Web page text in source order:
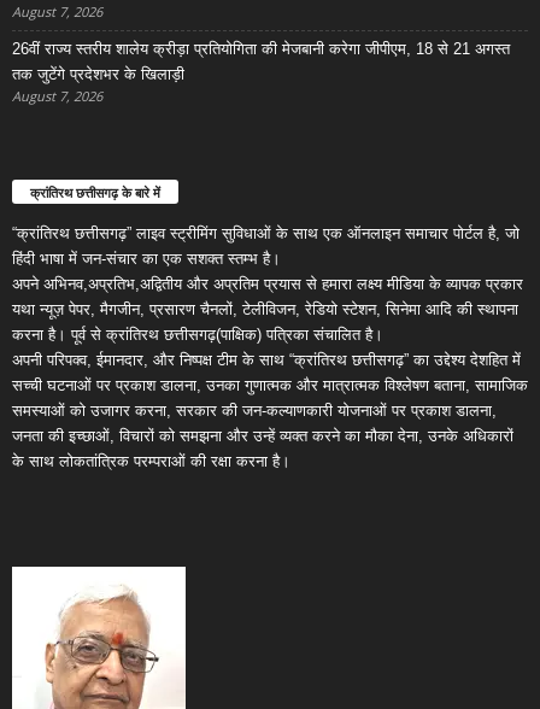
August 7, 2026
26वीं राज्य स्तरीय शालेय क्रीड़ा प्रतियोगिता की मेजबानी करेगा जीपीएम, 18 से 21 अगस्त
तक जुटेंगे प्रदेशभर के खिलाड़ी
August 7, 2026
क्रांतिरथ छत्तीसगढ़ के बारे में
“क्रांतिरथ छत्तीसगढ़” लाइव स्ट्रीमिंग सुविधाओं के साथ एक ऑनलाइन समाचार पोर्टल है, जो
हिंदी भाषा में जन-संचार का एक सशक्त स्तम्भ है।
अपने अभिनव,अप्रतिभ,अद्वितीय और अप्रतिम प्रयास से हमारा लक्ष्य मीडिया के व्यापक प्रकार
यथा न्यूज़ पेपर, मैगजीन, प्रसारण चैनलों, टेलीविजन, रेडियो स्टेशन, सिनेमा आदि की स्थापना
करना है। पूर्व से क्रांतिरथ छत्तीसगढ़(पाक्षिक) पत्रिका संचालित है।
अपनी परिपक्व, ईमानदार, और निष्पक्ष टीम के साथ “क्रांतिरथ छत्तीसगढ़” का उद्देश्य देशहित में
सच्ची घटनाओं पर प्रकाश डालना, उनका गुणात्मक और मात्रात्मक विश्लेषण बताना, सामाजिक
समस्याओं को उजागर करना, सरकार की जन-कल्याणकारी योजनाओं पर प्रकाश डालना,
जनता की इच्छाओं, विचारों को समझना और उन्हें व्यक्त करने का मौका देना, उनके अधिकारों
के साथ लोकतांत्रिक परम्पराओं की रक्षा करना है।